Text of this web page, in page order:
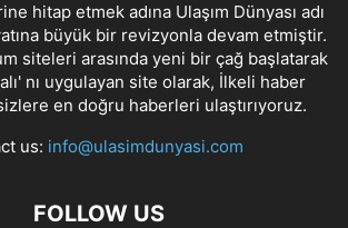
hitap etmek adına Ulaşım Dünyası adı
büyük bir revizyonla devam etmiştir.
siteleri arasında yeni bir çağ başlatarak
nı uygulayan site olarak, İlkeli haber
sizlere en doğru haberleri ulaştırıyoruz.
us: info@ulasimdunyasi.com
FOLLOW US